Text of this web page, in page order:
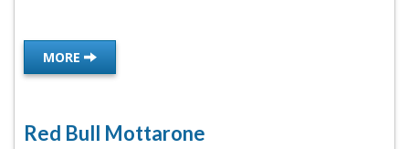
MORE
Red Bull Mottarone